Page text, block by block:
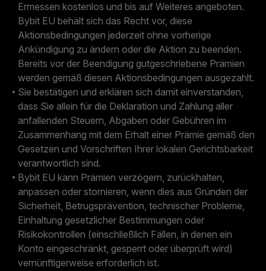
Ermessen kostenlos und bis auf Weiteres angeboten.
Bybit EU behält sich das Recht vor, diese
Aktionsbedingungen jederzeit ohne vorherige
Ankündigung zu ändern oder die Aktion zu beenden.
Bereits vor der Beendigung gutgeschriebene Prämien
werden gemäß diesen Aktionsbedingungen ausgezahlt.
Sie bestätigen und erklären sich damit einverstanden,
dass Sie allein für die Deklaration und Zahlung aller
anfallenden Steuern, Abgaben oder Gebühren im
Zusammenhang mit dem Erhalt einer Prämie gemäß den
Gesetzen und Vorschriften Ihrer lokalen Gerichtsbarkeit
verantwortlich sind.
Bybit EU kann Prämien verzögern, zurückhalten,
anpassen oder stornieren, wenn dies aus Gründen der
Sicherheit, Betrugsprävention, technischer Probleme,
Einhaltung gesetzlicher Bestimmungen oder
Risikokontrollen (einschließlich Fällen, in denen ein
Konto eingeschränkt, gesperrt oder überprüft wird)
vernünftigerweise erforderlich ist.